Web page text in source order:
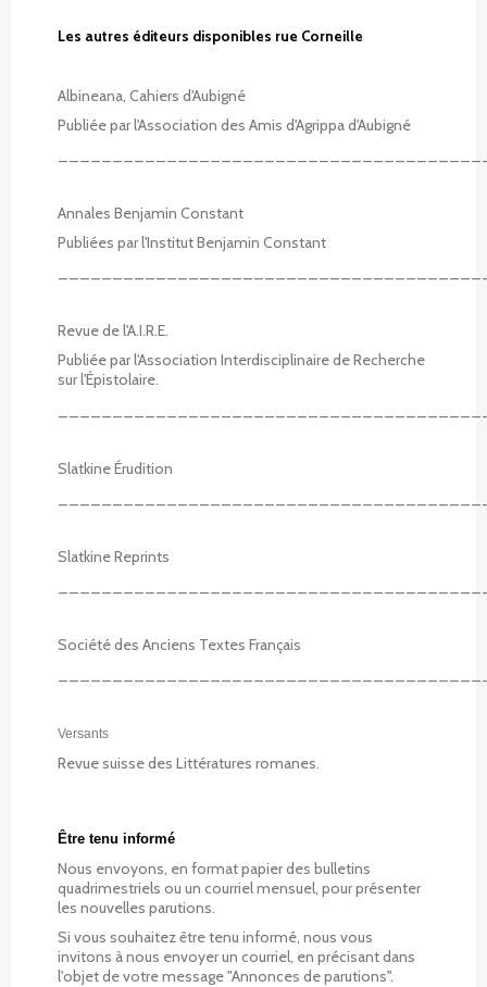
Les autres éditeurs disponibles rue Corneille
Albineana, Cahiers d'Aubigné
Publiée par l'Association des Amis d'Agrippa d'Aubigné
Annales Benjamin Constant
Publiées par l'Institut Benjamin Constant
Revue de l'A.I.R.E.
Publiée par l'Association Interdisciplinaire de Recherche
sur l'Épistolaire.
Slatkine Érudition
Slatkine Reprints
Société des Anciens Textes Français
Versants
Revue suisse des Littératures romanes.
Être tenu informé
Nous envoyons, en format papier des bulletins
quadrimestriels ou un courriel mensuel, pour présenter
les nouvelles parutions.
Si vous souhaitez être tenu informé, nous vous
invitons à nous envoyer un courriel, en précisant dans
l'objet de votre message "Annonces de parutions".